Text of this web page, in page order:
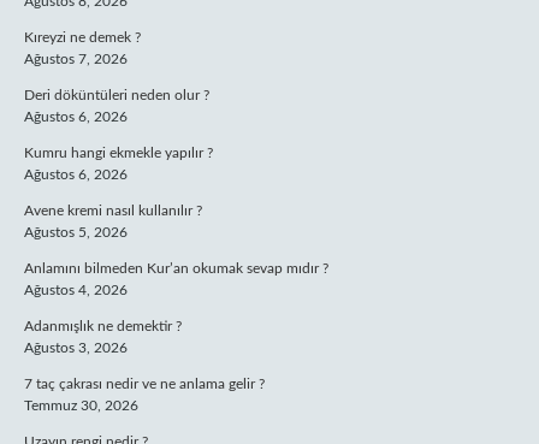
Kıreyzi ne demek ?
Ağustos 7, 2026
Deri döküntüleri neden olur ?
Ağustos 6, 2026
Kumru hangi ekmekle yapılır ?
Ağustos 6, 2026
Avene kremi nasıl kullanılır ?
Ağustos 5, 2026
Anlamını bilmeden Kur’an okumak sevap mıdır ?
Ağustos 4, 2026
Adanmışlık ne demektir ?
Ağustos 3, 2026
7 taç çakrası nedir ve ne anlama gelir ?
Temmuz 30, 2026